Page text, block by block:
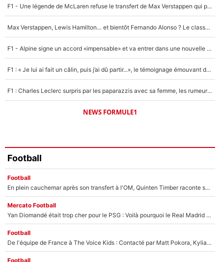
Un autre joueur
5%
F1 - Une légende de McLaren refuse le transfert de Max Verstappen qui pourrait «faire des vagues» et plomber l'ambiance dans l'équipe
Max Verstappen, Lewis Hamilton… et bientôt Fernando Alonso ? Le classement des pilotes les mieux payés en Formule 1 risque de changer !
F1 - Alpine signe un accord «impensable» et va entrer dans une nouvelle dimension : Grande nouvelle pour Pierre Gasly !
F1 : « Je lui ai fait un câlin, puis j’ai dû partir...», le témoignage émouvant de Max Verstappen sur sa fille
F1 : Charles Leclerc surpris par les paparazzis avec sa femme, les rumeurs étaient vraies !
NEWS FORMULE1
Football
Football
En plein cauchemar après son transfert à l'OM, Quinten Timber raconte ses doutes après sa signature à Marseille
Mercato Football
Yan Diomandé était trop cher pour le PSG : Voilà pourquoi le Real Madrid a accepté de payer la somme record de 140M€ pour boucler son transfert !
Football
De l'équipe de France à The Voice Kids : Contacté par Matt Pokora, Kylian Mbappé a accepté de jouer un rôle inédit sur TF1 !
Football